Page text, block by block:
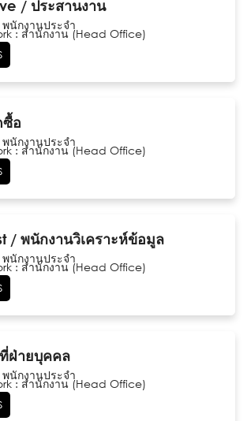
/ ประสานงาน
นักงานประจำ
: สำนักงาน (Head Office)
ซื้อ
นักงานประจำ
: สำนักงาน (Head Office)
/ พนักงานวิเคราะห์ข้อมูล
นักงานประจำ
: สำนักงาน (Head Office)
ฝ่ายบุคคล
นักงานประจำ
: สำนักงาน (Head Office)